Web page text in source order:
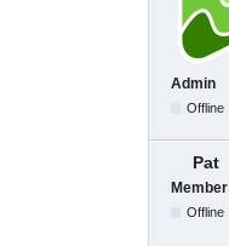
Admin
Offline
Pat
Member
Offline